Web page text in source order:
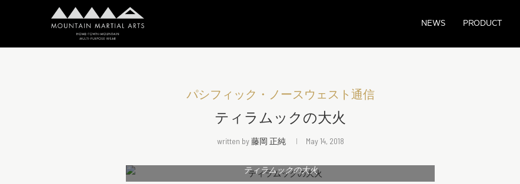
NEWS PRODUCT
パシフィック・ノースウェスト通信
ティラムックの大火
written by藤岡 正純 May 14, 2018
ティラムックの大火